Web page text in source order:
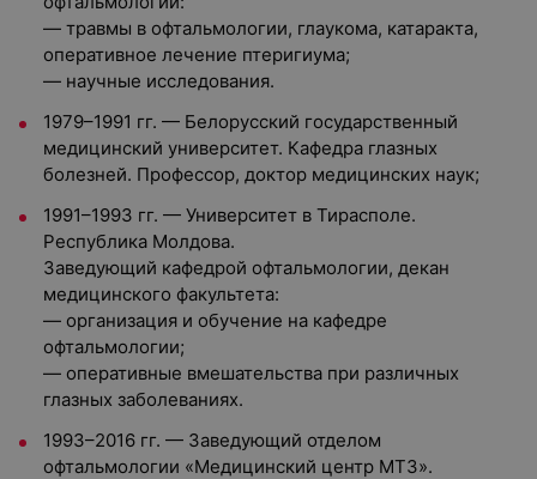
— травмы в офтальмологии, глаукома, катаракта,
оперативное лечение птеригиума;
— научные исследования.
1979–1991 гг. — Белорусский государственный
медицинский университет. Кафедра глазных
болезней. Профессор, доктор медицинских наук;
1991–1993 гг. — Университет в Тирасполе.
Республика Молдова.
Заведующий кафедрой офтальмологии, декан
медицинского факультета:
— организация и обучение на кафедре
офтальмологии;
— оперативные вмешательства при различных
глазных заболеваниях.
1993–2016 гг. — Заведующий отделом
офтальмологии «Медицинский центр МТЗ».